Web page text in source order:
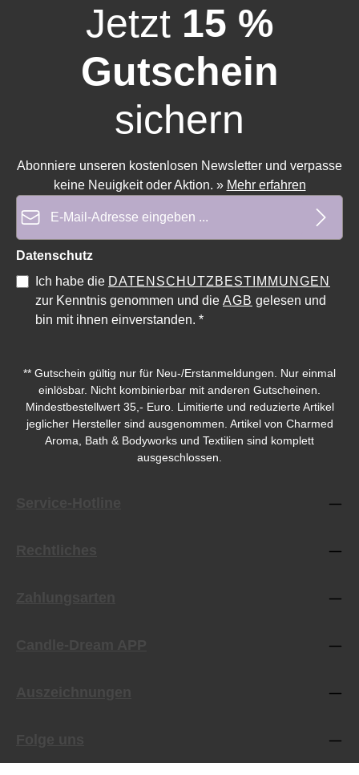
Jetzt 15 %
Gutschein
sichern
Abonniere unseren kostenlosen Newsletter und verpasse
keine Neuigkeit oder Aktion. » Mehr erfahren
Datenschutz
Ich habe die DATENSCHUTZBESTIMMUNGEN
zur Kenntnis genommen und die AGB gelesen und
bin mit ihnen einverstanden. *
** Gutschein gültig nur für Neu-/Erstanmeldungen. Nur einmal
einlösbar. Nicht kombinierbar mit anderen Gutscheinen.
Mindestbestellwert 35,- Euro. Limitierte und reduzierte Artikel
jeglicher Hersteller sind ausgenommen. Artikel von Charmed
Aroma, Bath & Bodyworks und Textilien sind komplett
ausgeschlossen.